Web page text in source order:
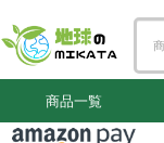
商品一覧